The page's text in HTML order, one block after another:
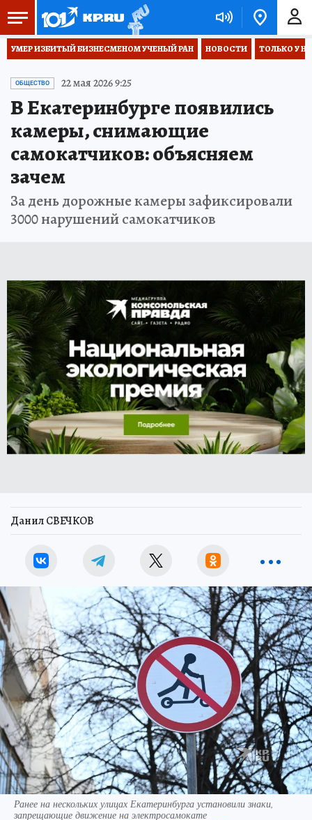
УМЕР ИЗБИТЫЙ БИЗНЕСМЕНОМ УЧЕНЫЙ РАН НОВОСТИ ТОЛЬКО У
ОБЩЕСТВО 22 мая 2026 9:25
В Екатеринбурге появились
камеры, снимающие
самокатчиков: объясняем
зачем
За день дорожные камеры зафиксировали
3000 нарушений самокатчиков
Данил СВЕЧКОВ
Ранее на нескольких улицах Екатеринбурга установили знаки,
запрещающие движение на электросамокате